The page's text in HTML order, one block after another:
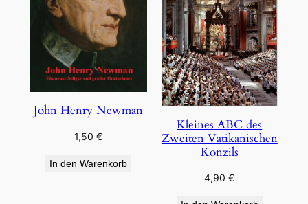
John Henry Newman
1,50€
In den Warenkorb
Kleines ABC des
Zweiten Vatikanischen
Konzils
4,90€